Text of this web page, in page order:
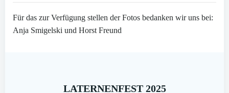
Für das zur Verfügung stellen der Fotos bedanken wir uns bei:
Anja Smigelski und Horst Freund
LATERNENFEST 2025